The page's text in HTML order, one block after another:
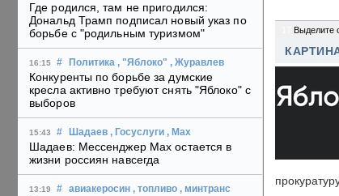
Где родился, там не пригодился:
Дональд Трамп подписал новый указ по
борьбе с "родильным туризмом"
16:15 # Политика , "Яблоко" , Журавлев
Конкуренты по борьбе за думские
кресла активно требуют снять "Яблоко" с
выборов
15:43 # Шадаев , Госуслуги , Max
Шадаев: Мессенджер Max остается в
жизни россиян навсегда
13:19 # авиакеросин , топливо , минтранс
Выделите